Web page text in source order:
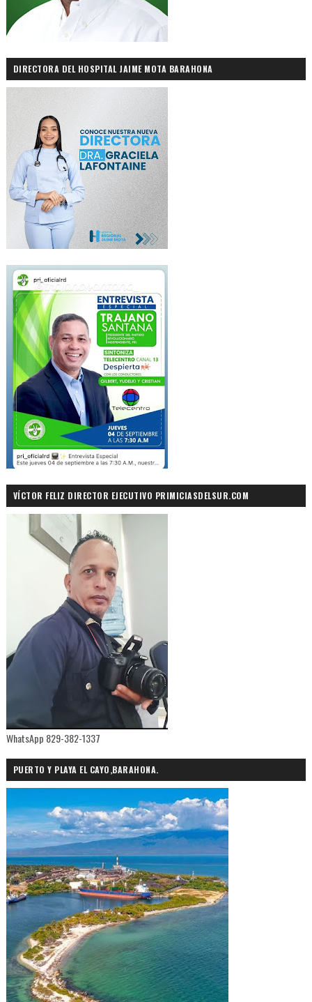
DIRECTORA DEL HOSPITAL JAIME MOTA BARAHONA
VÍCTOR FELIZ DIRECTOR EJECUTIVO PRIMICIASDELSUR.COM
WhatsApp 829-382-1337
PUERTO Y PLAYA EL CAYO,BARAHONA.